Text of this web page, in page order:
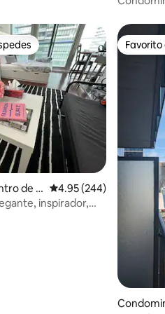
de T
Calificación promedio:
4.95 (244)
inspirador,
Favorito